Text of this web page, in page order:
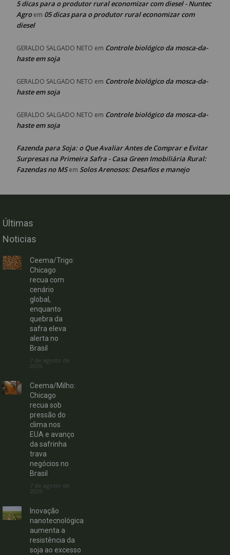
5 dicas para o produtor rural economizar com diesel - Nuntec
Agroem 05 dicas para o produtor rural economizar com
diesel
GERALDO SALGADO NETO em Controle biológico da mosca-da-
haste em soja
GERALDO SALGADO NETO em Controle biológico da mosca-da-
haste em soja
GERALDO SALGADO NETO em Controle biológico da mosca-da-
haste em soja
Fazenda para Soja: o Que Avaliar Antes de Comprar e Evitar
Surpresas na Primeira Safra - Casa Green Imobiliária Rural:
Fazendas no MSem Solos Arenosos: Desafios e manejo
Últimas
Noticias
Ceema/Trigo:
Chicago
recua com
cenário
global,
enquanto
quebra da
safra eleva
alerta no
Brasil
7 de agosto de
2026
Ceema/Milho:
Chicago
recua sob
pressão do
clima nos
EUA e avanço
da safrinha
trava
negócios no
Brasil
7 de agosto de
2026
Inovação
nanotecnológica
aumenta a
resistência da
soja ao excesso